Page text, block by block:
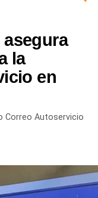
la
en
Correo Autoservicio